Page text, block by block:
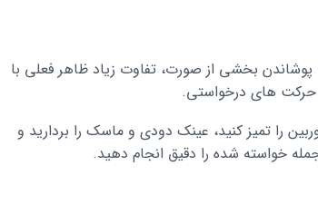
پوشاندن بخشی از صورت، تفاوت زیاد ظاهر فعلی با
حرکت های درخواستی.
را تمیز کنید، عینک دودی و ماسک را بردارید و
خواسته شده را دقیق انجام دهید.